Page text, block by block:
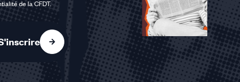
de la CFDT.